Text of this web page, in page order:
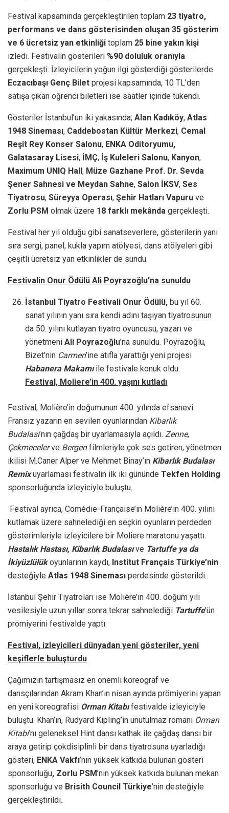
Festival kapsamında gerçekleştirilen toplam 23 tiyatro,
performans ve dans gösterisinden oluşan 35 gösterim
ve 6 ücretsiz yan etkinliği toplam 25 bine yakın kişi
izledi. Festivalin gösterileri %90 doluluk oranıyla
gerçekleşti. İzleyicilerin yoğun ilgi gösterdiği gösterilerde
Eczacıbaşı Genç Bilet projesi kapsamında, 10 TL’den
satışa çıkan öğrenci biletleri ise saatler içinde tükendi.
Gösteriler İstanbul’un iki yakasında; Alan Kadıköy, Atlas
1948 Sineması, Caddebostan Kültür Merkezi, Cemal
Reşit Rey Konser Salonu, ENKA Oditoryumu,
Galatasaray Lisesi, İMÇ, İş Kuleleri Salonu, Kanyon,
Maximum UNIQ Hall, Müze Gazhane Prof. Dr. Sevda
Şener Sahnesi ve Meydan Sahne, Salon İKSV, Ses
Tiyatrosu, Süreyya Operası, Şehir Hatları Vapuru ve
Zorlu PSM olmak üzere 18 farklı mekânda gerçekleşti.
Festival her yıl olduğu gibi sanatseverlere, gösterilerin yanı
sıra sergi, panel, kukla yapım atölyesi, dans atölyeleri gibi
çeşitli ücretsiz yan etkinlikler de sundu.
Festivalin Onur Ödülü Ali Poyrazoğlu’na sunuldu
İstanbul Tiyatro Festivali Onur Ödülü,bu yıl 60.
sanat yılının yanı sıra kendi adını taşıyan tiyatrosunun
da 50. yılını kutlayan tiyatro oyuncusu, yazarı ve
yönetmeni Ali Poyrazoğlu’na sunuldu. Poyrazoğlu,
Bizet’nin Carmen’ine atıfla yarattığı yeni projesi
Habanera Makamıile festivale konuk oldu.
Festival, Moliere’in 400. yaşını kutladı
Festival, Molière’in doğumunun 400. yılında efsanevi
Fransız yazarın en sevilen oyunlarından Kibarlık
Budalası’nın çağdaş bir uyarlamasıyla açıldı. Zenne,
Çekmecelerve Bergenfilmleriyle çok ses getiren, yönetmen
ikilisi M.Caner Alper ve Mehmet Binay’ın Kibarlık Budalası
Remixuyarlaması festivalin ilk iki gününde Tekfen Holding
sponsorluğunda izleyiciyle buluştu.
Festival ayrıca, Comédie-Française’in Molière’in 400. yılını
kutlamak üzere sahnelediği en seçkin oyunların perdeden
gösterimleriyle izleyicilere bir Moliere maratonu yaşattı.
Hastalık Hastası, Kibarlık Budalasıve Tartuffe ya da
İkiyüzlülükoyunlarının kaydı, Institut Français Türkiye’nin
desteğiyle Atlas 1948 Sineması perdesinde gösterildi..
İstanbul Şehir Tiyatroları ise Molière’in 400. doğum yılı
vesilesiyle uzun yıllar sonra tekrar sahnelediği Tartuffe’ün
prömiyerini festivalde yaptı.
Festival, izleyicileri dünyadan yeni gösteriler, yeni
keşiflerle buluşturdu
Çağımızın tartışmasız en önemli koreograf ve
dansçılarından Akram Khan’ın nisan ayında prömiyerini yapan
en yeni koreografisi Orman Kitabı festivalde izleyiciyle
buluştu. Khan’ın, Rudyard Kipling’in unutulmaz romanı Orman
Kitabı’nı geleneksel Hint dansı kathak ile çağdaş dansı bir
araya getirip çokdisiplinli bir dans tiyatrosuna uyarladığı
gösteri, ENKA Vakfı’nın yüksek katkıda bulunan gösteri
sponsorluğu, Zorlu PSM’nin yüksek katkıda bulunan mekan
sponsorluğu ve Brisith Council Türkiye’nin desteğiyle
gerçekleştirildi.